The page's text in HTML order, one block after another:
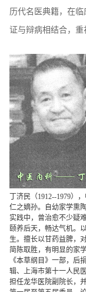
历代名医典籍，在
证与辩病相结合，重
丁济民（1912--1979）
仁之嫡孙。自幼家学熏
实践中，曾治愈不少疑
颐养后天，畅达气机。
生。擅长以甘药益脾，
简陈取胜，有明显的家
《本草纲目》一部，后
辑、上海市第十一人民
担任龙华医院副院长，